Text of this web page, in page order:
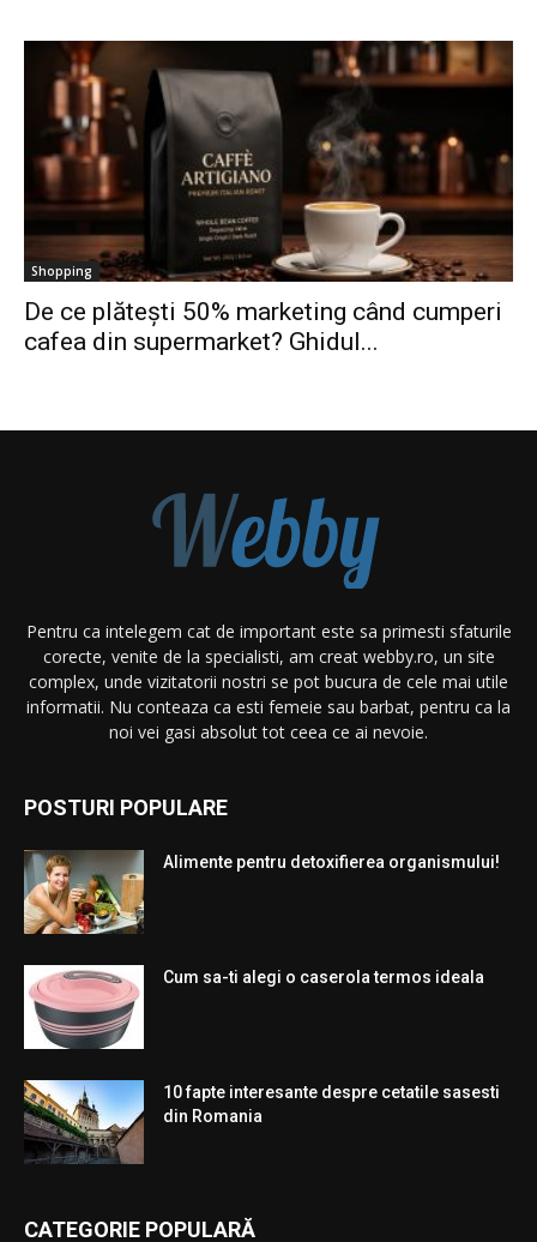
Shopping
De ce plătești 50% marketing când cumperi
cafea din supermarket? Ghidul...
Pentru ca intelegem cat de important este sa primesti sfaturile
corecte, venite de la specialisti, am creat webby.ro, un site
complex, unde vizitatorii nostri se pot bucura de cele mai utile
informatii. Nu conteaza ca esti femeie sau barbat, pentru ca la
noi vei gasi absolut tot ceea ce ai nevoie.
POSTURI POPULARE
Alimente pentru detoxifierea organismului!
Cum sa-ti alegi o caserola termos ideala
10 fapte interesante despre cetatile sasesti
din Romania
CATEGORIE POPULARĂ